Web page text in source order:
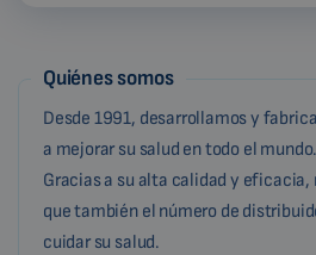
Quiénes somos
Desde 1991, desarrollamos y
a mejorar su salud en todo el mundo.
Gracias a su alta calidad y
que también el número de
cuidar su salud.